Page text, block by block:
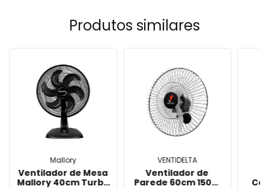
Produtos similares
Mallory
Ventilador de Mesa
Mallory 40cm Turbo
VENTIDELTA
Ventilador de
Parede 60cm 150W